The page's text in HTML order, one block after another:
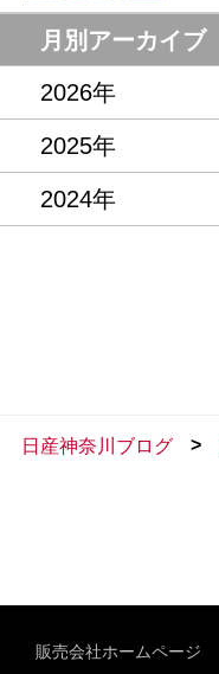
月別アーカイブ
2026年
2025年
2024年
日産神奈川ブログ >
販売会社ホームページ